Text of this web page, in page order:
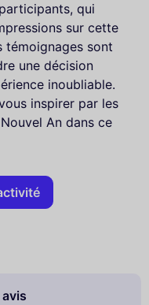
qui
sur cette
témoignages sont
une décision
inoubliable.
inspirer par les
An dans ce
avis